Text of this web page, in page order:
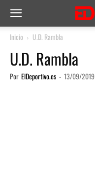
Inicio U.D. Rambla
U.D. Rambla
Por ElDeportivo.es - 13/09/2019